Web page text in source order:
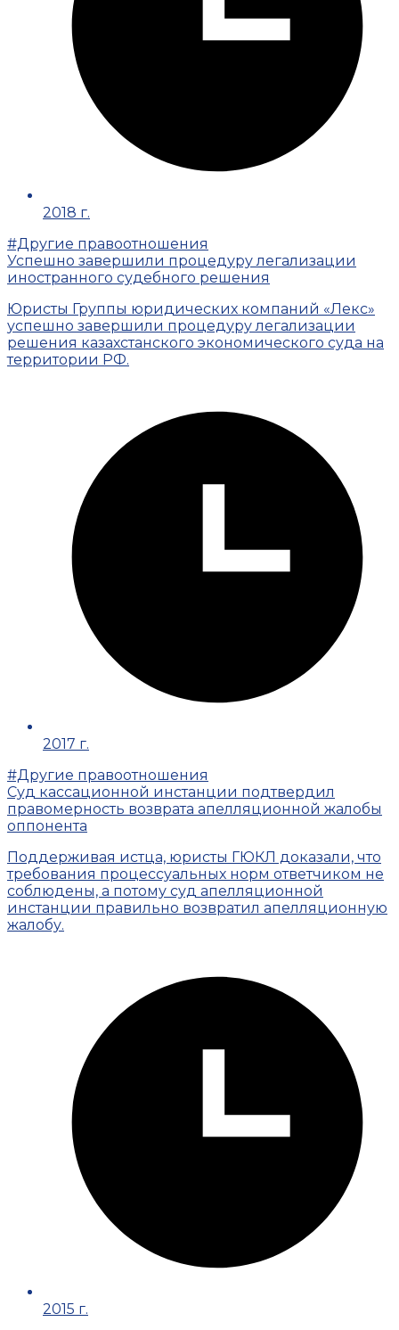
2018 г.
#Другие правоотношения
Успешно завершили процедуру легализации
иностранного судебного решения
Юристы Группы юридических компаний «Лекс»
успешно завершили процедуру легализации
решения казахстанского экономического суда на
территории РФ.
2017 г.
#Другие правоотношения
Суд кассационной инстанции подтвердил
правомерность возврата апелляционной жалобы
оппонента
Поддерживая истца, юристы ГЮКЛ доказали, что
требования процессуальных норм ответчиком не
соблюдены, а потому суд апелляционной
инстанции правильно возвратил апелляционную
жалобу.
2015 г.